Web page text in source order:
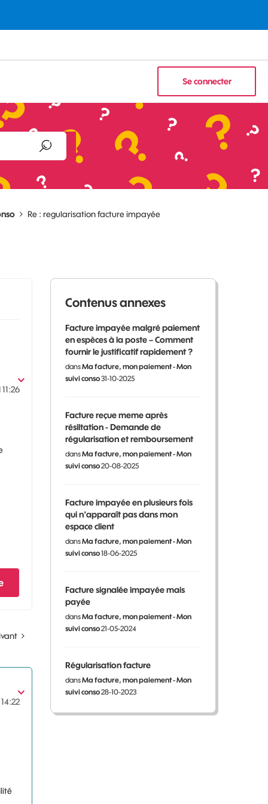
Se connecter
Re : regularisation facture impayée
11:26
14:22
Contenus annexes
Facture impayée malgré paiement
en espèces à la poste – Comment
fournir le justificatif rapidement ?
dansMa facture, mon paiement - Mon
suivi conso31-10-2025
Facture reçue meme après
résiltation - Demande de
régularisation et remboursement
dansMa facture, mon paiement - Mon
suivi conso20-08-2025
Facture impayée en plusieurs fois
qui n'apparaît pas dans mon
espace client
dansMa facture, mon paiement - Mon
suivi conso18-06-2025
Facture signalée impayée mais
payée
dansMa facture, mon paiement - Mon
suivi conso21-05-2024
Régularisation facture
dansMa facture, mon paiement - Mon
suivi conso28-10-2023